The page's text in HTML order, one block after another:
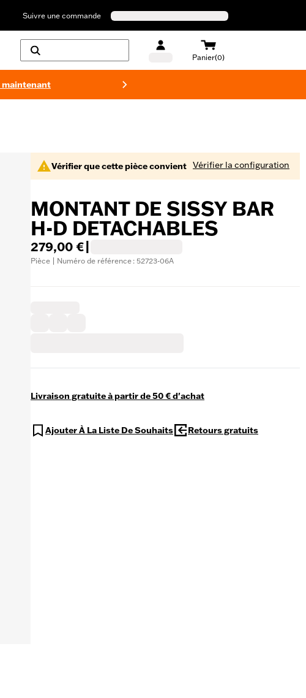
Suivre une commande
Panier(0)
maintenant
Vérifier que cette pièce convient Vérifier la configuration
MONTANT DE SISSY BAR
H-D DETACHABLES
279,00 €
Pièce | Numéro de référence : 52723-06A
Livraison gratuite à partir de 50 € d'achat
Ajouter À La Liste De Souhaits Retours gratuits